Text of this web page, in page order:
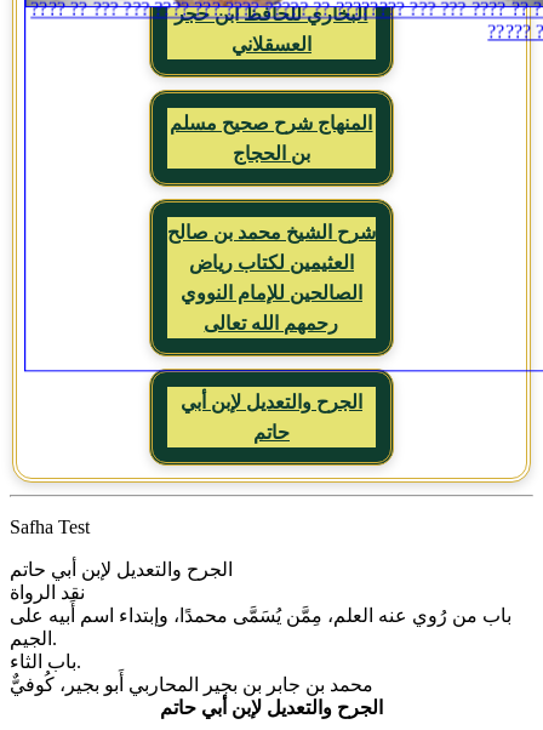
البخاري للحافظ ابن حجر
العسقلاني
المنهاج شرح صحيح مسلم
بن الحجاج
شرح الشيخ محمد بن صالح
العثيمين لكتاب رياض
الصالحين للإمام النووي
رحمهم الله تعالى
الجرح والتعديل لإبن أبي
حاتم
Safha Test
الجرح والتعديل لإبن أبي حاتم
نقد الرواة
باب من رُوي عنه العلم، مِمَّن يُسَمَّى محمدًا، وإبتداء اسم أَبيه على
الجيم.
باب الثاء.
محمد بن جابر بن بجير المحاربي أَبو بجير، كُوفيٌّ
الجرح والتعديل لإبن أبي حاتم